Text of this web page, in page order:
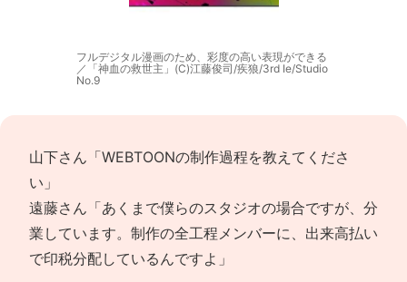
フルデジタル漫画のため、彩度の高い表現ができる
／「神血の救世主」(C)江藤俊司/疾狼/3rd Ie/Studio
No.9
山下さん「WEBTOONの制作過程を教えてくださ
い」
遠藤さん「あくまで僕らのスタジオの場合ですが、分
業しています。制作の全工程メンバーに、出来高払い
で印税分配しているんですよ」